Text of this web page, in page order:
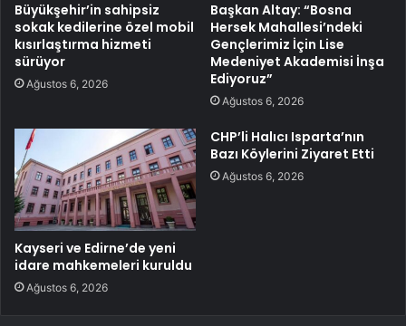
Büyükşehir’in sahipsiz
sokak kedilerine özel mobil
kısırlaştırma hizmeti
sürüyor
Ağustos 6, 2026
Başkan Altay: “Bosna
Hersek Mahallesi’ndeki
Gençlerimiz İçin Lise
Medeniyet Akademisi İnşa
Ediyoruz”
Ağustos 6, 2026
Kayseri ve Edirne’de yeni
idare mahkemeleri kuruldu
Ağustos 6, 2026
CHP’li Halıcı Isparta’nın
Bazı Köylerini Ziyaret Etti
Ağustos 6, 2026